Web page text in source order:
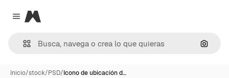
Close menu
Magnific
Inicio/stock/PSD/Icono de ubicación d…